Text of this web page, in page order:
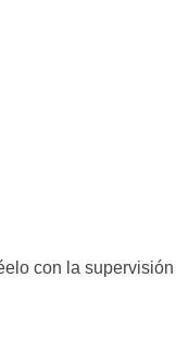
con la